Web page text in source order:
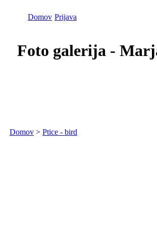
Domov Prijava
Foto galerija -
Domov > Ptice - bird